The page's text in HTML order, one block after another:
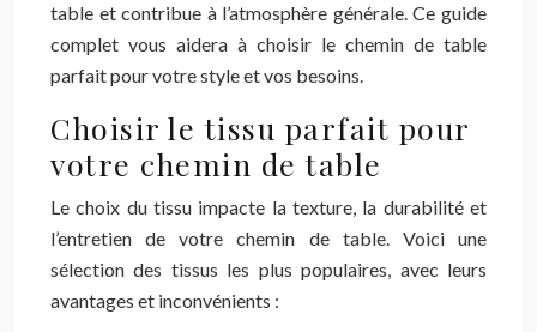
table et contribue à l’atmosphère générale. Ce guide
complet vous aidera à choisir le chemin de table
parfait pour votre style et vos besoins.
Choisir le tissu parfait pour
votre chemin de table
Le choix du tissu impacte la texture, la durabilité et
l’entretien de votre chemin de table. Voici une
sélection des tissus les plus populaires, avec leurs
avantages et inconvénients :